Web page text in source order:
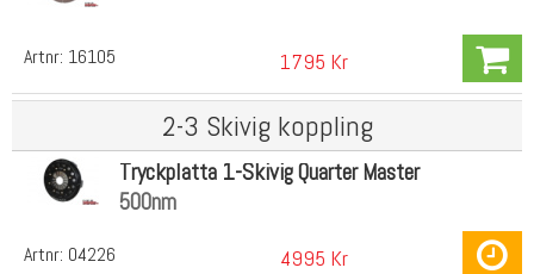
Artnr: 16105 1795 Kr
2-3 Skivig koppling
Artnr: 04226
Tryckplatta 1-Skivig Quarter Master
500nm
4995 Kr